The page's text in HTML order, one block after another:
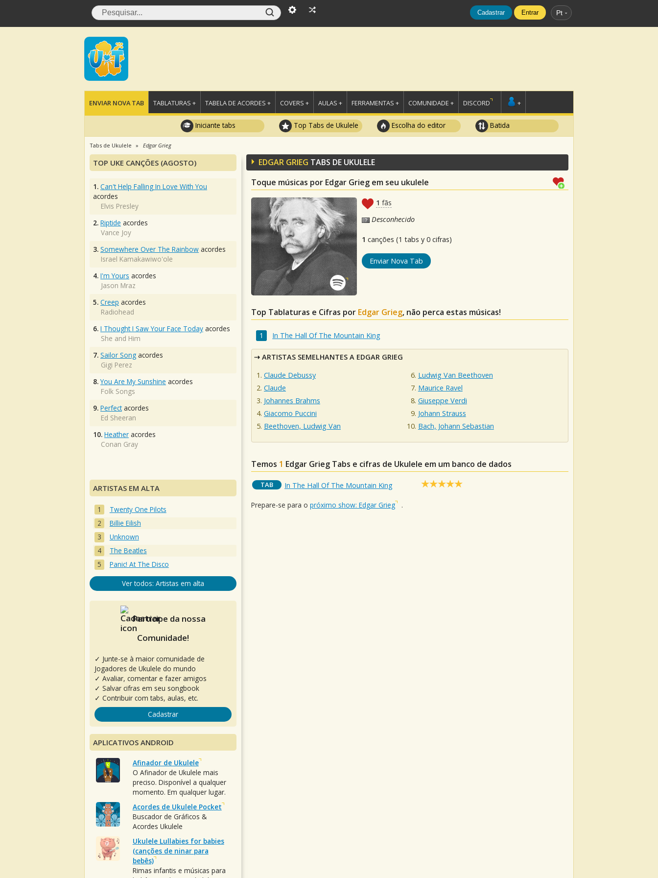
Cadastrar Entrar Pt
ENVIAR NOVA TAB TABLATURAS + TABELA DE ACORDES + COVERS + AULAS + FERRAMENTAS + COMUNIDADE + DISCORD +
Iniciante tabs Top Tabs de Ukulele Escolha do editor Batida
Tabs de Ukulele Edgar Grieg
EDGAR GRIEG TABS DE UKULELE
Toque músicas por Edgar Grieg em seu ukulele
1 fãs
Desconhecido
1 canções (1 tabs y 0 cifras)
Enviar Nova Tab
Top Tablaturas e Cifras por Edgar Grieg, não perca estas músicas!
In The Hall Of The Mountain King
ARTISTAS SEMELHANTES A EDGAR GRIEG
Claude Debussy
Claude
Johannes Brahms
Giacomo Puccini
Beethoven, Ludwig Van
Ludwig Van Beethoven
Maurice Ravel
Giuseppe Verdi
Johann Strauss
Bach, Johann Sebastian
Temos 1 Edgar Grieg Tabs e cifras de Ukulele em um banco de dados
TAB In The Hall Of The Mountain King
Prepare-se para o próximo show: Edgar Grieg .
TOP UKE CANÇÕES (AGOSTO)
1. Can't Help Falling In Love With You
acordes
Elvis Presley
2. Riptide acordes
Vance Joy
3. Somewhere Over The Rainbow acordes
Israel Kamakawiwo'ole
4. I'm Yours acordes
Jason Mraz
5. Creep acordes
Radiohead
6. I Thought I Saw Your Face Today acordes
She and Him
7. Sailor Song acordes
Gigi Perez
8. You Are My Sunshine acordes
Folk Songs
9. Perfectacordes
Ed Sheeran
10. Heather acordes
Conan Gray
ARTISTAS EM ALTA
Twenty One Pilots
Billie Eilish
Unknown
The Beatles
Panic! At The Disco
Ver todos: Artistas em alta
Participe da nossa
Comunidade!
✓ Junte-se à maior comunidade de
Jogadores de Ukulele do mundo
✓ Avaliar, comentar e fazer amigos
✓ Salvar cifras em seu songbook
✓ Contribuir com tabs, aulas, etc.
Cadastrar
APLICATIVOS ANDROID
Afinador de Ukulele
O Afinador de Ukulele mais
preciso. Disponível a qualquer
momento. Em qualquer lugar.
Acordes de Ukulele Pocket
Buscador de Gráficos &
Acordes Ukulele
Ukulele Lullabies for babies
(canções de ninar para
bebês)
Rimas infantis e músicas para